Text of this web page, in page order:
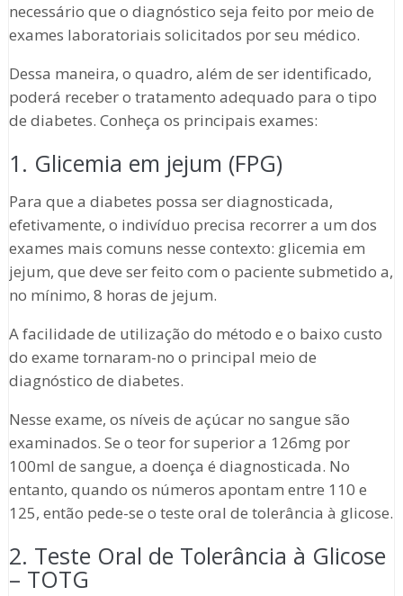
necessário que o diagnóstico seja feito por meio de
exames laboratoriais solicitados por seu médico.
Dessa maneira, o quadro, além de ser identificado,
poderá receber o tratamento adequado para o tipo
de diabetes. Conheça os principais exames:
1. Glicemia em jejum (FPG)
Para que a diabetes possa ser diagnosticada,
efetivamente, o indivíduo precisa recorrer a um dos
exames mais comuns nesse contexto: glicemia em
jejum, que deve ser feito com o paciente submetido a,
no mínimo, 8 horas de jejum.
A facilidade de utilização do método e o baixo custo
do exame tornaram-no o principal meio de
diagnóstico de diabetes.
Nesse exame, os níveis de açúcar no sangue são
examinados. Se o teor for superior a 126mg por
100ml de sangue, a doença é diagnosticada. No
entanto, quando os números apontam entre 110 e
125, então pede-se o teste oral de tolerância à glicose.
2. Teste Oral de Tolerância à Glicose
– TOTG